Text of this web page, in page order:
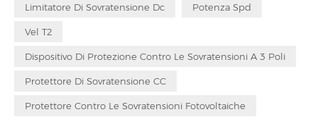
Limitatore Di Sovratensione Dc Potenza Spd
Vel T2
Dispositivo Di Protezione Contro Le Sovratensioni A 3 Poli
Protettore Di Sovratensione CC
Protettore Contro Le Sovratensioni Fotovoltaiche